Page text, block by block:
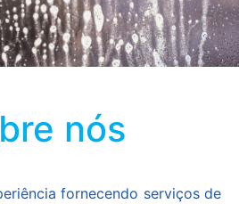
nós
fornecendo serviços de